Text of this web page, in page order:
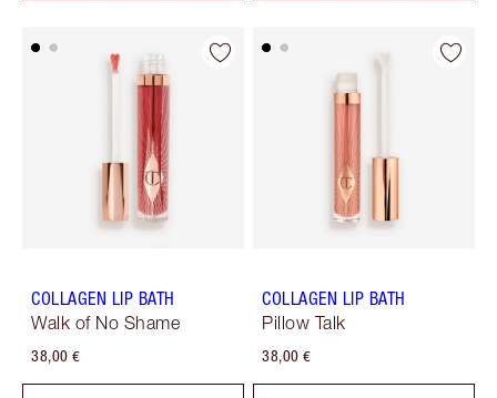
COLLAGEN LIP BATH
Walk of No Shame
38,00 €
COLLAGEN LIP BATH
Pillow Talk
38,00 €